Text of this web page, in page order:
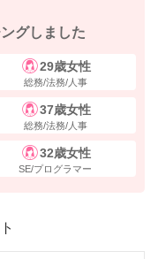
中山式の看板が見えます。
グしました
29歳女性
総務/法務/人事
37歳女性
総務/法務/人事
32歳女性
SE/プログラマー